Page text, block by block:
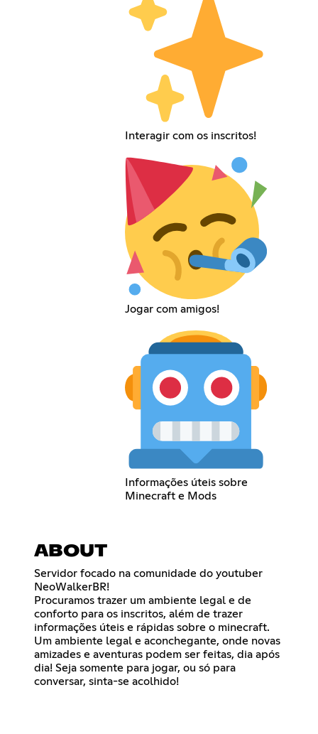
Interagir com os inscritos!
Jogar com amigos!
Informações úteis sobre
Minecraft e Mods
ABOUT
Servidor focado na comunidade do youtuber
NeoWalkerBR!
Procuramos trazer um ambiente legal e de
conforto para os inscritos, além de trazer
informações úteis e rápidas sobre o minecraft.
Um ambiente legal e aconchegante, onde novas
amizades e aventuras podem ser feitas, dia após
dia! Seja somente para jogar, ou só para
conversar, sinta-se acolhido!